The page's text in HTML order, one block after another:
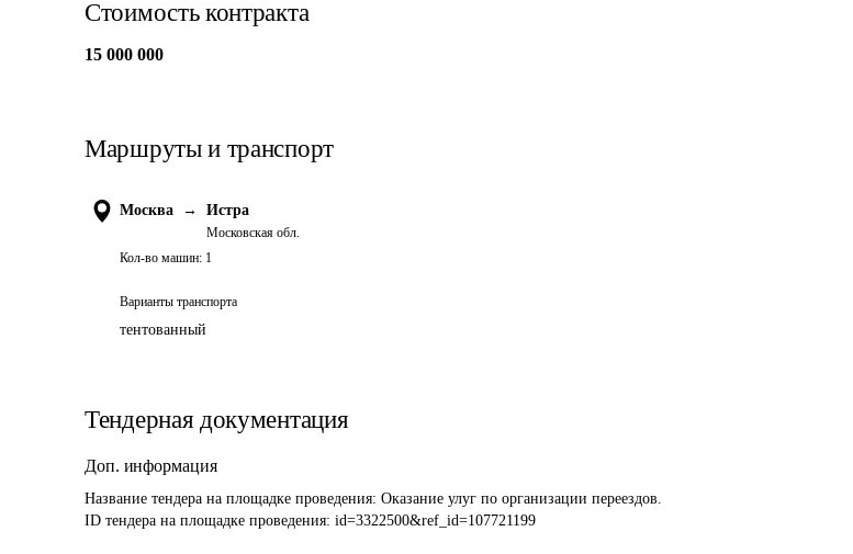
Стоимость контракта
15 000 000
Маршруты и транспорт
Москва → Истра
Московская обл.
Кол-во машин: 1
Варианты транспорта
тентованный
Тендерная документация
Доп. информация
Название тендера на площадке проведения: Оказание улуг по организации переездов.
ID тендера на площадке проведения: id=3322500&ref_id=107721199